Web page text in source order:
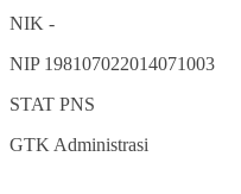
NIK -
NIP 198107022014071003
STAT PNS
GTK Administrasi